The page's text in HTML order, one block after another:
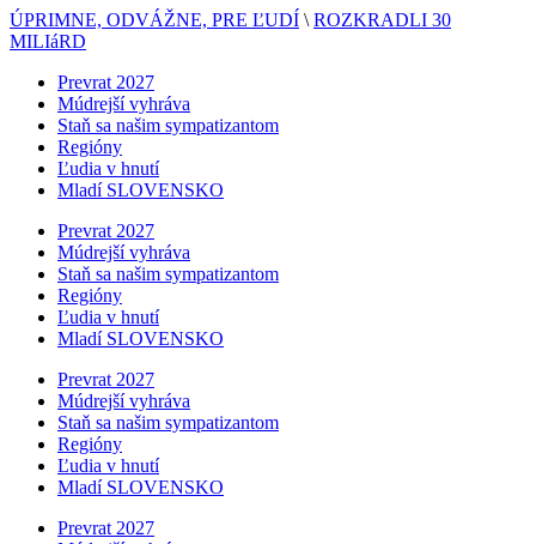
ÚPRIMNE, ODVÁŽNE, PRE ĽUDÍ \ ROZKRADLI 30
MILIáRD
Prevrat 2027
Múdrejší vyhráva
Staň sa našim sympatizantom
Regióny
Ľudia v hnutí
Mladí SLOVENSKO
Prevrat 2027
Múdrejší vyhráva
Staň sa našim sympatizantom
Regióny
Ľudia v hnutí
Mladí SLOVENSKO
Prevrat 2027
Múdrejší vyhráva
Staň sa našim sympatizantom
Regióny
Ľudia v hnutí
Mladí SLOVENSKO
Prevrat 2027